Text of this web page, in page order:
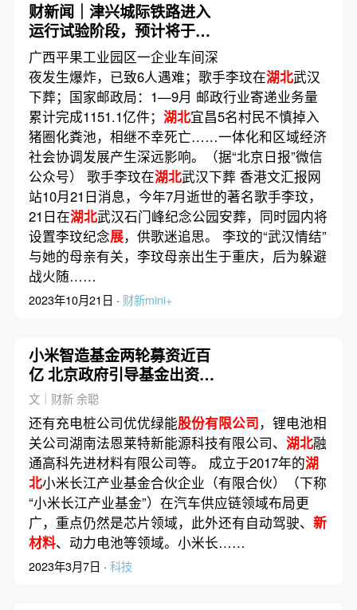
财新闻｜津兴城际铁路进入
运行试验阶段，预计将于年
内通车
广西平果工业园区一企业车间深
夜发生爆炸，已致6人遇难；歌手李玟在湖北武汉
下葬；国家邮政局：1—9月 邮政行业寄递业务量
累计完成1151.1亿件； 湖北宜昌5名村民不慎掉入
猪圈化粪池，相继不幸死亡……一体化和区域经济
社会协调发展产生深远影响。（据“北京日报”微信
公众号） 歌手李玟在湖北武汉下葬 香港文汇报网
站10月21日消息，今年7月逝世的著名歌手李玟，
21日在湖北武汉石门峰纪念公园安葬，同时园内将
设置李玟纪念展，供歌迷追思。 李玟的“武汉情结”
与她的母亲有关，李玟母亲出生于重庆，后为躲避
战火随……
2023年10月21日 · 财新mini+
小米智造基金两轮募资近百
亿 北京政府引导基金出资20
亿元
文｜财新 余聪
还有充电桩公司优优绿能股份有限公司，锂电池相
关公司湖南法恩莱特新能源科技有限公司、 湖北融
通高科先进材料有限公司等。 成立于2017年的湖
北小米长江产业基金合伙企业（有限合伙）（下称
“小米长江产业基金”）在汽车供应链领域布局更
广，重点仍然是芯片领域，此外还有自动驾驶、 新
材料、动力电池等领域。小米长……
2023年3月7日 · 科技